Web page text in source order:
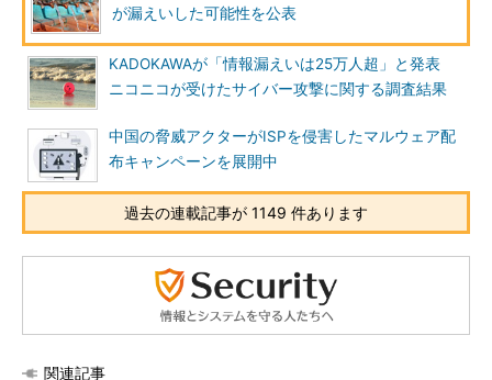
が漏えいした可能性を公表
KADOKAWAが「情報漏えいは25万人超」と発表
ニコニコが受けたサイバー攻撃に関する調査結果
中国の脅威アクターがISPを侵害したマルウェア配
布キャンペーンを展開中
過去の連載記事が 1149 件あります
関連記事